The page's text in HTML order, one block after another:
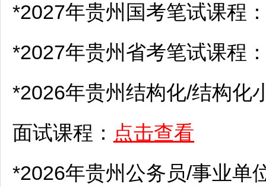
*2027年贵州国考笔试课程
*2027年贵州省考笔试课程
*2026年贵州结构化/结构化
面试课程： 点击查看
*2026年贵州公务员/事业单